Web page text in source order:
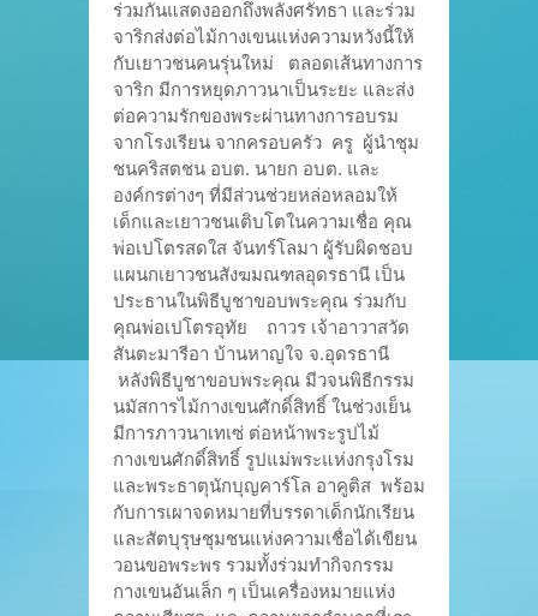
ร่วมกันแสดงออกถึงพลังศรัทธา และร่วม
จาริกส่งต่อไม้กางเขนแห่งความหวังนี้ให้
กับเยาวชนคนรุ่นใหม่ ตลอดเส้นทางการ
จาริก มีการหยุดภาวนาเป็นระยะ และส่ง
ต่อความรักของพระผ่านทางการอบรม
จากโรงเรียน จากครอบครัว ครู ผู้นำชุม
ชนคริสตชน อบต. นายก อบต. และ
องค์กรต่างๆ ที่มีส่วนช่วยหล่อหลอมให้
เด็กและเยาวชนเติบโตในความเชื่อ คุณ
พ่อเปโตรสดใส จันทร์โลมา ผู้รับผิดชอบ
แผนกเยาวชนสังฆมณฑลอุดรธานี เป็น
ประธานในพิธีบูชาขอบพระคุณ ร่วมกับ
คุณพ่อเปโตรอุทัย ถาวร เจ้าอาวาสวัด
สันตะมารีอา บ้านหาญใจ จ.อุดรธานี
หลังพิธีบูชาขอบพระคุณ มีวจนพิธีกรรม
นมัสการไม้กางเขนศักดิ์สิทธิ์ ในช่วงเย็น
มีการภาวนาเทเซ่ ต่อหน้าพระรูปไม้
กางเขนศักดิ์สิทธิ์ รูปแม่พระแห่งกรุงโรม
และพระธาตุนักบุญคาร์โล อาคูติส พร้อม
กับการเผาจดหมายที่บรรดาเด็กนักเรียน
และสัตบุรุษชุมชนแห่งความเชื่อได้เขียน
วอนขอพระพร รวมทั้งร่วมทำกิจกรรม
กางเขนอันเล็ก ๆ เป็นเครื่องหมายแห่ง